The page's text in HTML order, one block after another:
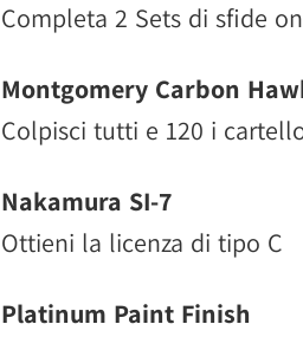
Completa 2 Sets di sfide
Montgomery Carbon
Colpisci tutti e 120 i
Nakamura SI-7
Ottieni la licenza di tipo C
Platinum Paint Finish